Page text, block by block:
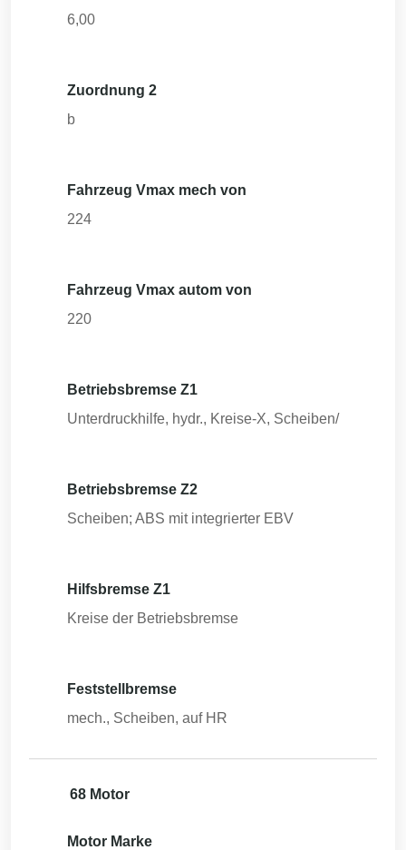
6,00
Zuordnung 2
b
Fahrzeug Vmax mech von
224
Fahrzeug Vmax autom von
220
Betriebsbremse Z1
Unterdruckhilfe, hydr., Kreise-X, Scheiben/
Betriebsbremse Z2
Scheiben; ABS mit integrierter EBV
Hilfsbremse Z1
Kreise der Betriebsbremse
Feststellbremse
mech., Scheiben, auf HR
68 Motor
Motor Marke